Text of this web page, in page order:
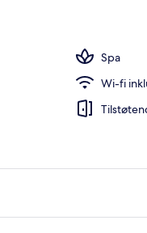
Spa
Wi-fi